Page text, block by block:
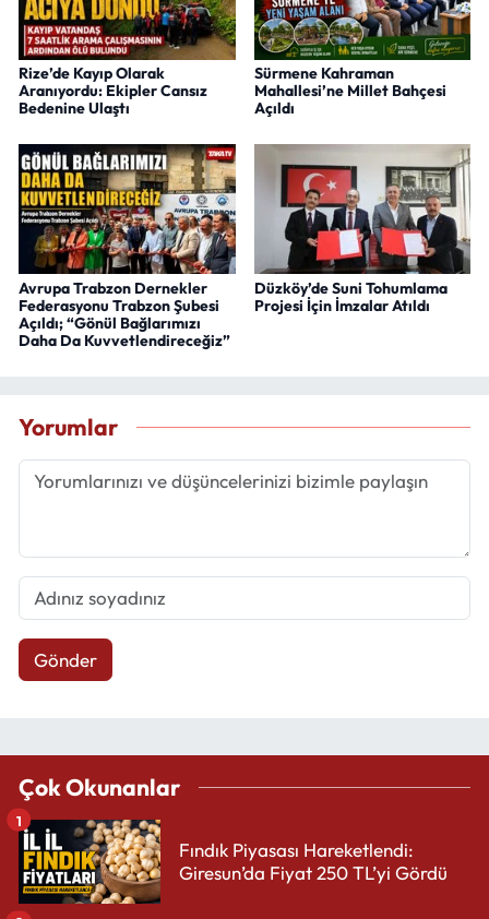
Rize’de Kayıp Olarak
Aranıyordu: Ekipler Cansız
Bedenine Ulaştı
Sürmene Kahraman
Mahallesi’ne Millet Bahçesi
Açıldı
Avrupa Trabzon Dernekler
Federasyonu Trabzon Şubesi
Açıldı; “Gönül Bağlarımızı
Daha Da Kuvvetlendireceğiz”
Düzköy’de Suni Tohumlama
Projesi İçin İmzalar Atıldı
Yorumlar
Gönder
Çok Okunanlar
Fındık Piyasası Hareketlendi:
Giresun’da Fiyat 250 TL’yi Gördü
1